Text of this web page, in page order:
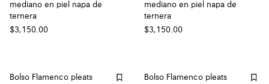
mediano en piel napa de
ternera
$3,150.00
mediano en piel napa de
ternera
$3,150.00
Bolso Flamenco pleats
Bolso Flamenco pleats